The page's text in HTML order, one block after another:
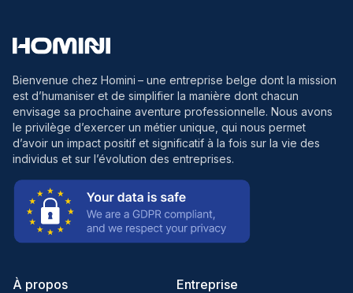
Bienvenue chez Homini – une entreprise belge dont la mission
est d’humaniser et de simplifier la manière dont chacun
envisage sa prochaine aventure professionnelle. Nous avons
le privilège d’exercer un métier unique, qui nous permet
d’avoir un impact positif et significatif à la fois sur la vie des
individus et sur l’évolution des entreprises.
À propos Entreprise